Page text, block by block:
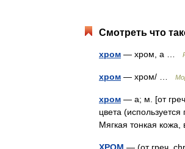
Смотреть что
хром — хром, а …
хром — хром/ …
хром — а; м. [от
цвета
Мягкая тонкая